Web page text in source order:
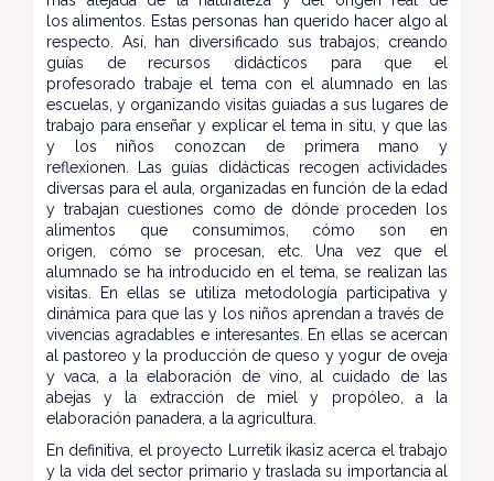
los alimentos. Estas personas han querido hacer algo al
respecto. Así, han diversificado sus trabajos, creando
guías de recursos didácticos para que el
profesorado trabaje el tema con el alumnado en las
escuelas, y organizando visitas guiadas a sus lugares de
trabajo para enseñar y explicar el tema in situ, y que las
y los niños conozcan de primera mano y
reflexionen. Las guías didácticas recogen actividades
diversas para el aula, organizadas en función de la edad
y trabajan cuestiones como de dónde proceden los
alimentos que consumimos, cómo son en
origen, cómo se procesan, etc. Una vez que el
alumnado se ha introducido en el tema, se realizan las
visitas. En ellas se utiliza metodología participativa y
dinámica para que las y los niños aprendan a través de
vivencias agradables e interesantes. En ellas se acercan
al pastoreo y la producción de queso y yogur de oveja
y vaca, a la elaboración de vino, al cuidado de las
abejas y la extracción de miel y propóleo, a la
elaboración panadera, a la agricultura.
En definitiva, el proyecto Lurretik ikasiz acerca el trabajo
y la vida del sector primario y traslada su importancia al